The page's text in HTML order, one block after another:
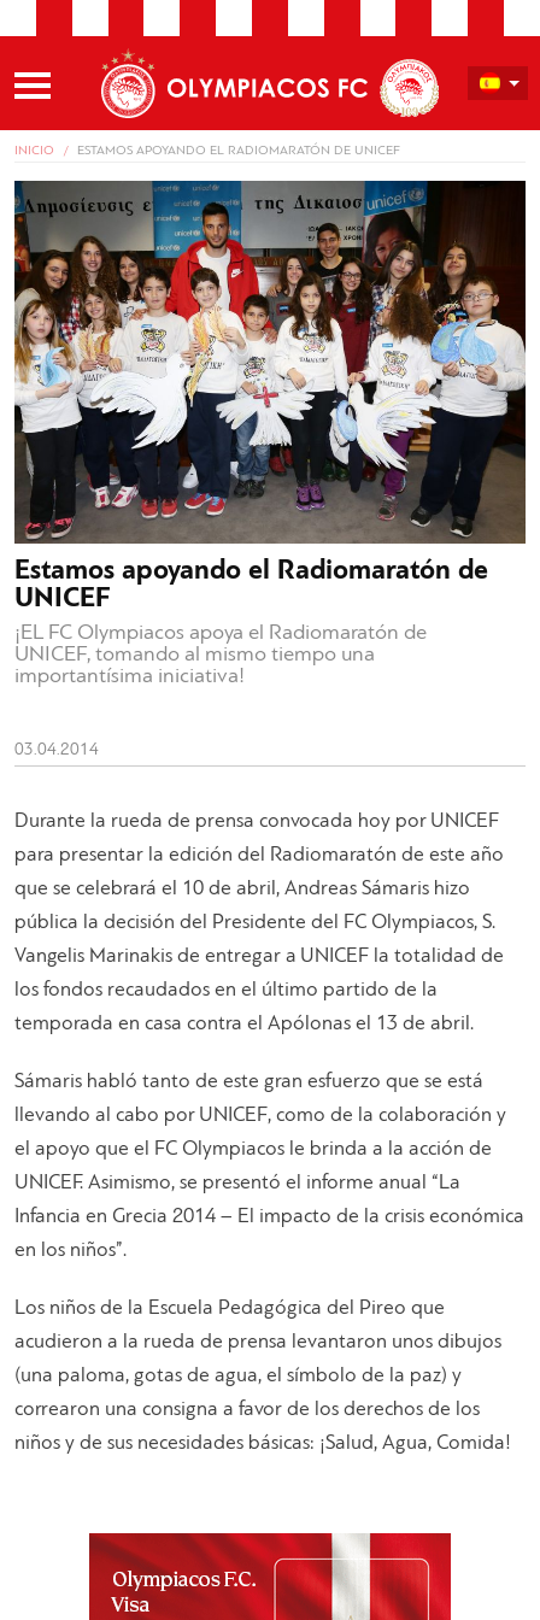
INICIO ESTAMOS APOYANDO EL RADIOMARATÓN DE UNICEF
Estamos apoyando el Radiomaratón de
UNICEF
¡EL FC Olympiacos apoya el Radiomaratón de
UNICEF, tomando al mismo tiempo una
importantísima iniciativa!
03.04.2014
Durante la rueda de prensa convocada hoy por UNICEF
para presentar la edición del Radiomaratón de este año
que se celebrará el 10 de abril, Andreas Sámaris hizo
pública la decisión del Presidente del FC Olympiacos, S.
Vangelis Marinakis de entregar a UNICEF la totalidad de
los fondos recaudados en el último partido de la
temporada en casa contra el Apólonas el 13 de abril.
Sámaris habló tanto de este gran esfuerzo que se está
llevando al cabo por UNICEF, como de la colaboración y
el apoyo que el FC Olympiacos le brinda a la acción de
UNICEF. Asimismo, se presentó el informe anual “La
Infancia en Grecia 2014 – El impacto de la crisis económica
en los niños”.
Los niños de la Escuela Pedagógica del Pireo que
acudieron a la rueda de prensa levantaron unos dibujos
(una paloma, gotas de agua, el símbolo de la paz) y
correaron una consigna a favor de los derechos de los
niños y de sus necesidades básicas: ¡Salud, Agua, Comida!